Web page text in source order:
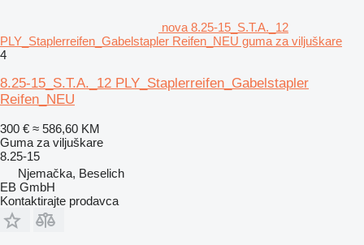
nova 8.25-15_S.T.A._12
PLY_Staplerreifen_Gabelstapler Reifen_NEU guma za viljuškare
4
8.25-15_S.T.A._12 PLY_Staplerreifen_Gabelstapler
Reifen_NEU
300 € ≈ 586,60 KM
Guma za viljuškare
8.25-15
Njemačka, Beselich
EB GmbH
Kontaktirajte prodavca